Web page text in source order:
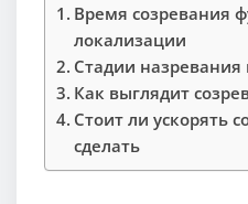
Время созревания
локализации
Стадии
Как выглядит
Стоит ли ускорять
сделать